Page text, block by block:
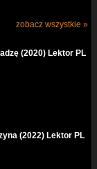
zobacz wszystkie »
(2020) Lektor PL
(2022) Lektor PL